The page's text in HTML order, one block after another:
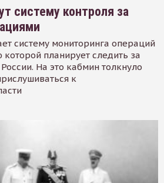
систему контроля за
систему мониторинга операций
планирует следить за
На это кабмин толкнуло
к